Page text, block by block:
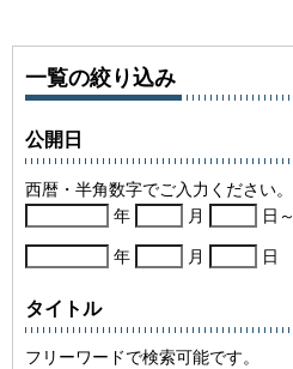
一覧の絞り込み
公開日
西暦・半角数字でご入力ください。
年
月 日～
年 月 日
タイトル
フリーワードで検索可能です。